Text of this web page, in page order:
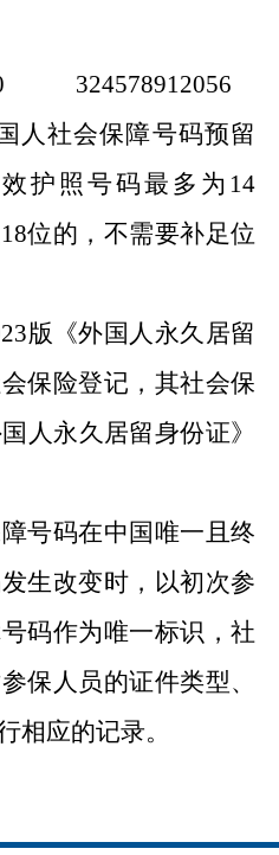
人社会保障号码预留
护照号码最多为14
位的，不需要补足位
版《外国人永久居留
保险登记，其社会保
人永久居留身份证》
号码在中国唯一且终
生改变时，以初次参
码作为唯一标识，社
保人员的证件类型、
相应的记录。